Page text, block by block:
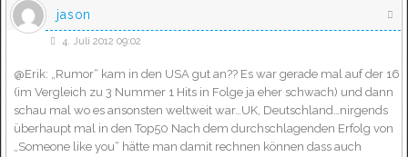
jason
4. Juli 2012 09:02
@Erik: „Rumor“ kam in den USA gut an?? Es war gerade mal auf der 16
(im Vergleich zu 3 Nummer 1 Hits in Folge ja eher schwach) und dann
schau mal wo es ansonsten weltweit war…UK, Deutschland…nirgends
überhaupt mal in den Top50 Nach dem durchschlagenden Erfolg von
„Someone like you“ hätte man damit rechnen können dass auch